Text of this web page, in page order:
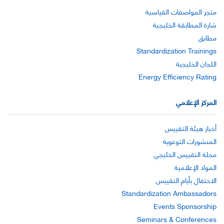
متجر المواصفات القياسية
شارة المطابقة الخليجية
مطابق
Standardization Trainings
اللجان الخليجية
Energy Efficiency Rating
المركز الإعلامي
أخبار هيئة التقييس
المنشورات التوعوية
مجلة التقييس الخليجي
المواد الإعلامية
الاحتفال بأيام التقييس
Standardization Ambassadors
Events Sponsorship
Seminars & Conferences